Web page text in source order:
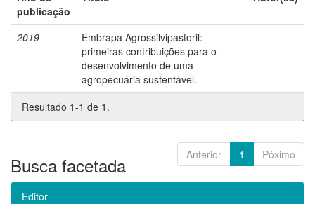
publicação
2019
Embrapa Agrossilvipastoril:
primeiras contribuições para o
desenvolvimento de uma
agropecuária sustentável.
-
Resultado 1-1 de 1.
Anterior 1 Póximo
Busca facetada
Editor